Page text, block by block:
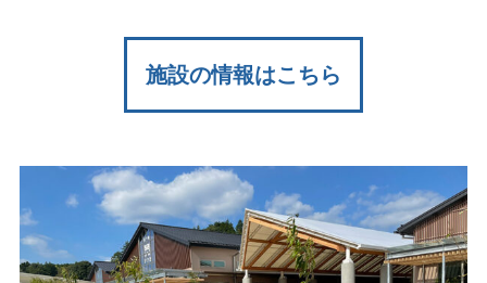
施設の情報はこちら